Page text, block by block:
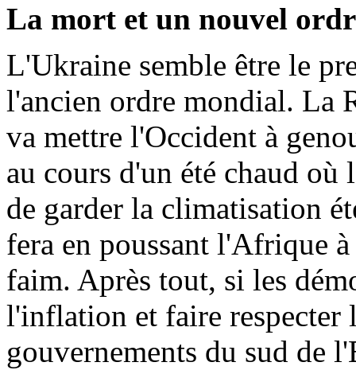
La mort et un nouvel
L'Ukraine semble être le
l'ancien ordre mondial. La
va mettre l'Occident à
au cours d'un été chaud
de garder la climatisation
fera en poussant l'Afrique
faim. Après tout, si les
l'inflation et faire respecter
gouvernements du sud de